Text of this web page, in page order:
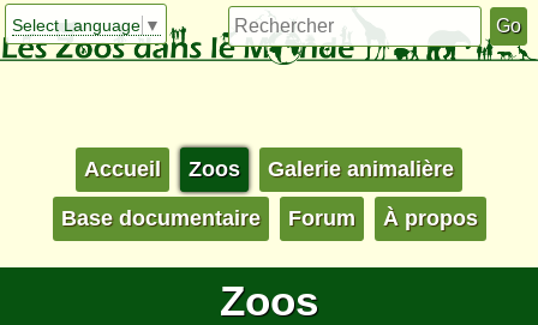
Select Language ▼
Accueil Zoos Galerie animalière
Base documentaire Forum À propos
Zoos